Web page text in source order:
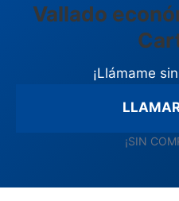
Vallado
¡Llámame
¡SIN